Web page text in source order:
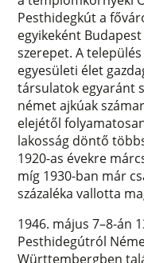
Pesthidegkút a
egyikeként
szerepet. A
egyesületi élet
társulatok egyaránt
német ajkúak
elejétől
lakosság döntő
1920-as évekre
míg 1930-ban már
százaléka vallotta
1946. május 7–8-án
Pesthidegútról
Württembergben